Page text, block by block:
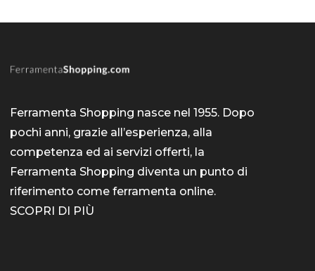
Ferramenta Shopping nasce nel 1955. Dopo
pochi anni, grazie all’esperienza, alla
competenza ed ai servizi offerti, la
Ferramenta Shopping diventa un punto di
riferimento come ferramenta online.
SCOPRI DI PIÙ